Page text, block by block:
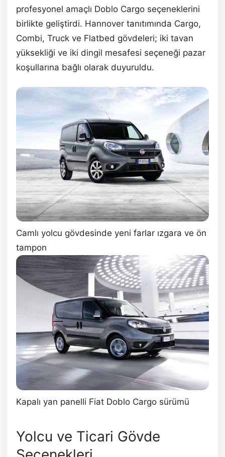
profesyonel amaçlı Doblo Cargo seçeneklerini
birlikte geliştirdi. Hannover tanıtımında Cargo,
Combi, Truck ve Flatbed gövdeleri; iki tavan
yüksekliği ve iki dingil mesafesi seçeneği pazar
koşullarına bağlı olarak duyuruldu.
Camlı yolcu gövdesinde yeni farlar ızgara ve ön
tampon
Kapalı yan panelli Fiat Doblo Cargo sürümü
Yolcu ve Ticari Gövde